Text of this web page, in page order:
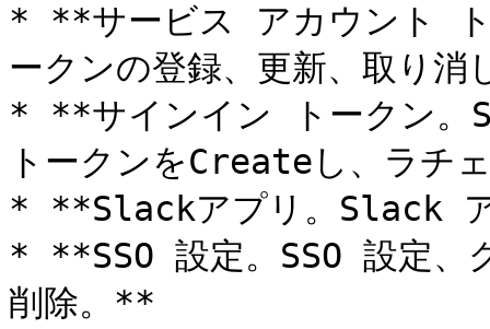
* **サービス アカウント
ークンの登録、更新、取り消
* **サインイン トークン。
トークンをCreateし、ラチ
* **Slackアプリ。Slack ア
* **SSO 設定。SSO 設定、
削除。**